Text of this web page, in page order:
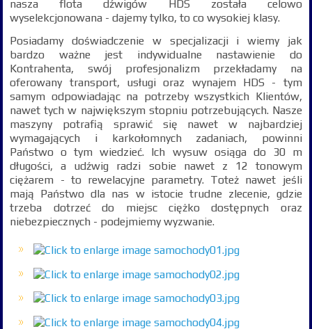
nasza flota dźwigów HDS została celowo
wyselekcjonowana - dajemy tylko, to co wysokiej klasy.
Posiadamy doświadczenie w specjalizacji i wiemy jak
bardzo ważne jest indywidualne nastawienie do
Kontrahenta, swój profesjonalizm przekładamy na
oferowany transport, usługi oraz wynajem HDS - tym
samym odpowiadając na potrzeby wszystkich Klientów,
nawet tych w największym stopniu potrzebujących. Nasze
maszyny potrafią sprawić się nawet w najbardziej
wymagających i karkołomnych zadaniach, powinni
Państwo o tym wiedzieć. Ich wysuw osiąga do 30 m
długości, a udźwig radzi sobie nawet z 12 tonowym
ciężarem - to rewelacyjne parametry. Toteż nawet jeśli
mają Państwo dla nas w istocie trudne zlecenie, gdzie
trzeba dotrzeć do miejsc ciężko dostępnych oraz
niebezpiecznych - podejmiemy wyzwanie.